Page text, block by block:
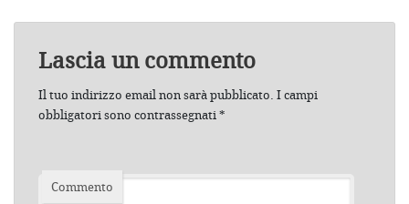
Lascia un commento
Il tuo indirizzo email non sarà pubblicato. I campi
obbligatori sono contrassegnati*
Commento